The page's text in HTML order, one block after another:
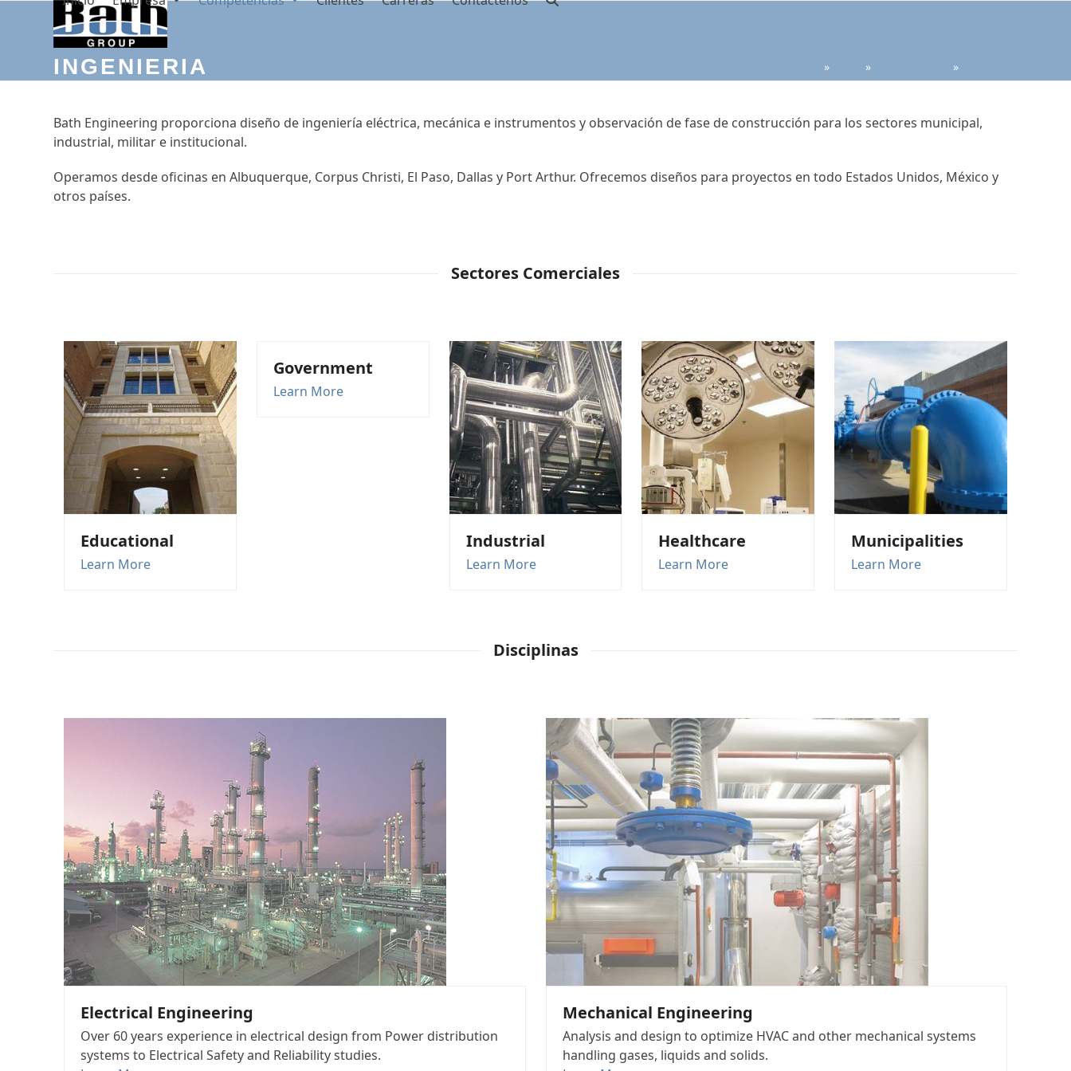
INGENIERIA » » »
Bath Engineering proporciona diseño de ingeniería eléctrica, mecánica e instrumentos y observación de fase de construcción para los sectores municipal,
industrial, militar e institucional.
Operamos desde oficinas en Albuquerque, Corpus Christi, El Paso, Dallas y Port Arthur. Ofrecemos diseños para proyectos en todo Estados Unidos, México y
otros países.
Sectores Comerciales
Educational
Learn More
Government
Learn More
Industrial
Learn More
Healthcare
Learn More
Municipalities
Learn More
Disciplinas
ELECTRICAL ENGINEERING
Electrical Engineering
Over 60 years experience in electrical design from Power distribution
systems to Electrical Safety and Reliability studies.
MECHANICAL ENGINEERING
Mechanical Engineering
Analysis and design to optimize HVAC and other mechanical systems
handling gases, liquids and solids.